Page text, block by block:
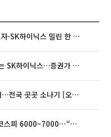
[베스트&워스트] 삼성전자·SK하이닉스 밀린 한 주…상상인증권은 85% 급등
'불안과 기대 사이' 널뛰는 SK하이닉스…증권가 "HBM4·LTA 기반 펀터멘털 견고"
35도 안팎 무더위 이어져…전국 곳곳 소나기 [오늘 날씨]
[주간증시전망] 다음주 코스피 6000~7000⋯“外人 수급은 정책이 변수”